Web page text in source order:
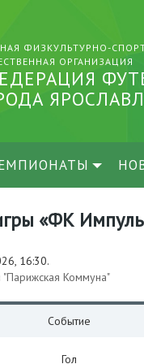
ФИЗКУЛЬТУРНО-
ОРГАНИЗАЦИЯ
«ФК
16:30.
"Парижская Коммуна"
Событие
Гол